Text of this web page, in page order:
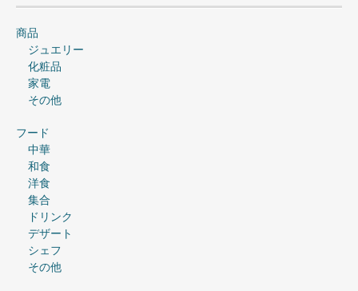
商品
ジュエリー
化粧品
家電
その他
フード
中華
和食
洋食
集合
ドリンク
デザート
シェフ
その他